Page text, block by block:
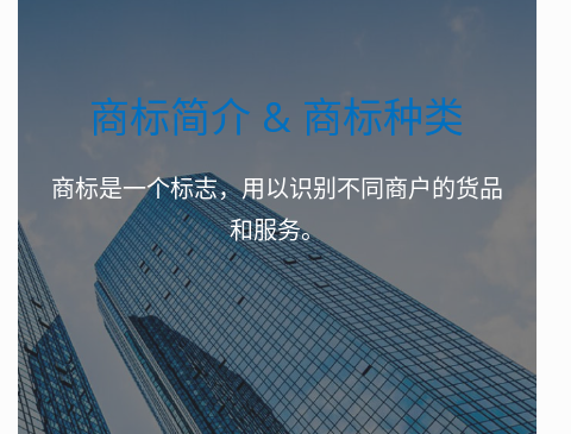
商标简介 & 商标种类
商标是一个标志，用以识别不同商户的货品
和服务。